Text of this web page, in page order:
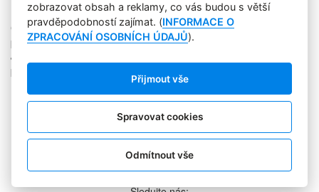
Copyright © 2004-2020 Focus Agency, s.r.o. Plné znění licenčních
podmínek. ISSN 1803-957X
Jakékoliv publikování, přebírání nebo šíření obsahu je bez
písemného souhlasu Focus Agency, s.r.o. zakázáno.
RSS 1
Štítky
Zpracování osobních údajů
Kontakt
PR AGENTURA
COOKIES
zobrazovat obsah a reklamy, co vás budou s větší
pravděpodobností zajímat. (INFORMACE O
ZPRACOVÁNÍ OSOBNÍCH ÚDAJŮ).
Přijmout vše
Spravovat cookies
Odmítnout vše